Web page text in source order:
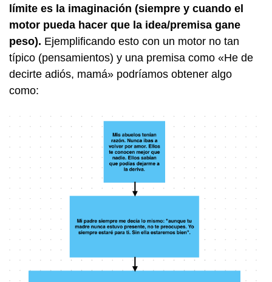
límite es la imaginación (siempre y cuando el
motor pueda hacer que la idea/premisa gane
peso). Ejemplificando esto con un motor no tan
típico (pensamientos) y una premisa como «He de
decirte adiós, mamá» podríamos obtener algo
como: